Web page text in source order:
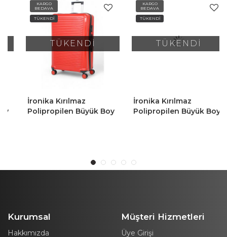
KARGO
BEDAVA
TÜKENDİ
TÜKENDİ
İronika Kırılmaz
Polipropilen Büyük Boy
KARGO
BEDAVA
TÜKENDİ
TÜKENDİ
İronika Kırılmaz
Polipropilen Büyük Boy
Kurumsal
Hakkımızda
Müşteri Hizmetleri
Üye Girişi